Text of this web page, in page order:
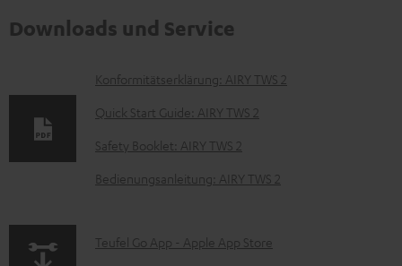
Downloads und Service
D
o
m
n
Konformitätserklärung: AIRY TWS 2
Quick Start Guide: AIRY TWS 2
Safety Booklet: AIRY TWS 2
Bedienungsanleitung: AIRY TWS 2
p
Teufel Go App - Apple App Store